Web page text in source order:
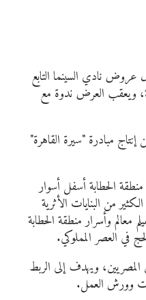
عروض نادي السينما التابع
الساعة الثامنة مساءً، ويعقب العرض ندوة مع
ومن إنتاج مبادرة "سيرة القاهرة"
الحطابة أسفل أسوار
من البنايات الأثرية
معالم وأسرار منطقة الحطابة
في العصر المملوكي.
المصريين، ويهدف إلى الربط
وورش العمل.